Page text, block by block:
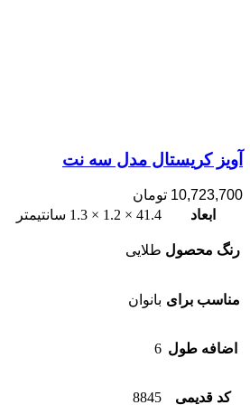
آویز کریستال مدل سه نت
10,723,700 تومان
ابعاد
41.4 × 1.2 × 1.3 سانتیمتر
رنگ محصول طلایی
مناسب برای بانوان
اضافه طول 6
کد قدیمی 8845